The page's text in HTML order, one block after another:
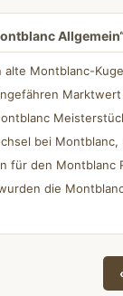
alte Montblanc-
bei
für den Montblanc
die